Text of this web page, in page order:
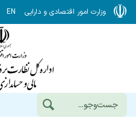
وزارت امور اقتصادی و دارایی EN